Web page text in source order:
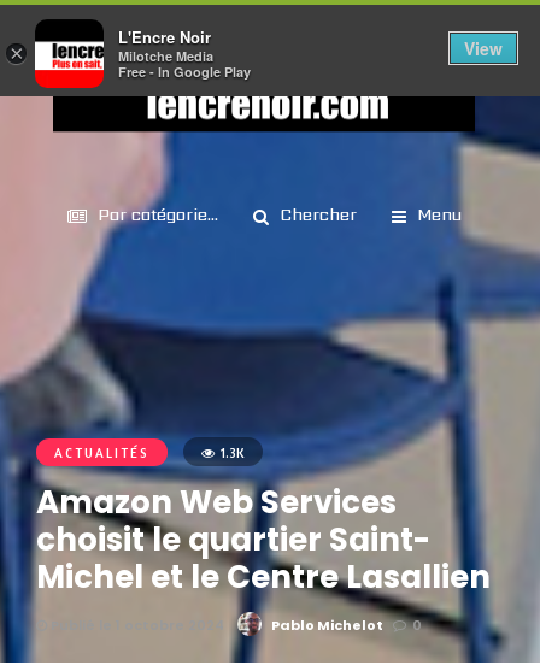
Par catégorie... Chercher Menu
ACTUALITÉS 1.3K
Amazon Web Services
choisit le quartier Saint-
Michel et le Centre Lasallien
Pablo Michelot 0
×
L'Encre Noir
Milotche Media
Free - In Google Play
View